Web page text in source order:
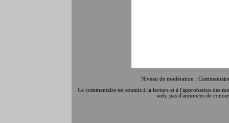
Niveau de modération :
Ce commentaire est soumis à la lecture et à l'approbation des
web, pas d'annonces de